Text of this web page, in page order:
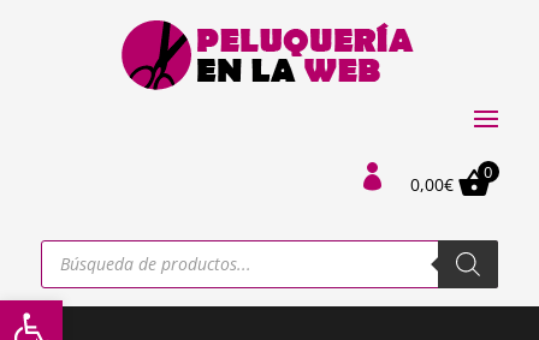
Abrir barra de herramientas
 0,00€
0
Búsqueda
productos